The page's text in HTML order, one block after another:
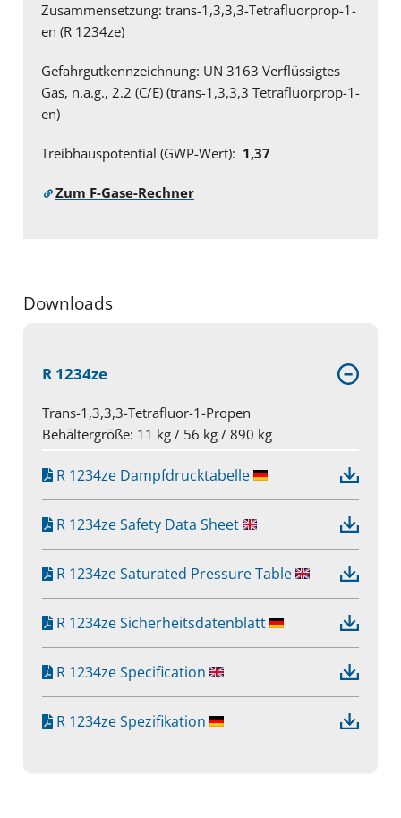
Zusammensetzung: trans-1,3,3,3-Tetrafluorprop-1-
en (R 1234ze)
Gefahrgutkennzeichnung: UN 3163 Verflüssigtes
Gas, n.a.g., 2.2 (C/E) (trans-1,3,3,3 Tetrafluorprop-1-
en)
Treibhauspotential (GWP-Wert): 1,37
Zum F-Gase-Rechner
Downloads
R 1234ze
Trans-1,3,3,3-Tetrafluor-1-Propen
Behältergröße: 11 kg / 56 kg / 890 kg
R 1234ze Dampfdrucktabelle
R 1234ze Safety Data Sheet
R 1234ze Saturated Pressure Table
R 1234ze Sicherheitsdatenblatt
R 1234ze Specification
R 1234ze Spezifikation